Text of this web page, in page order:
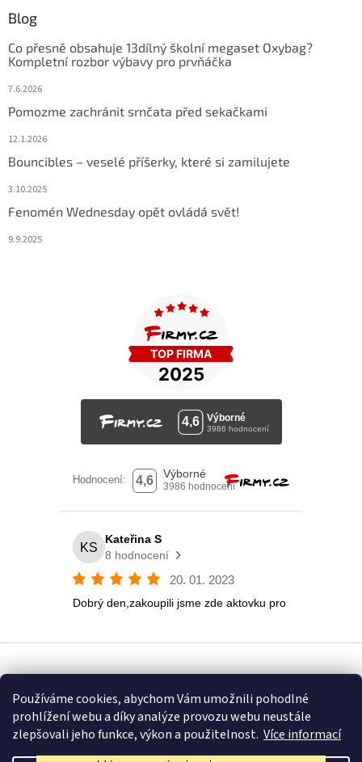
Používáme cookies, abychom Vám umožnili pohodlné
prohlížení webu a díky analýze provozu webu neustále
zlepšovali jeho funkce, výkon a použitelnost. Více informací
Blog
Co přesně obsahuje 13dílný školní megaset Oxybag?
Kompletní rozbor výbavy pro prvňáčka
7.6.2026
Pomozme zachránit srnčata před sekačkami
12.1.2026
Bouncibles – veselé příšerky, které si zamilujete
3.10.2025
Fenomén Wednesday opět ovládá svět!
9.9.2025
Copyright 2026Eshop U Terezky. Všechna práva vyhrazena.